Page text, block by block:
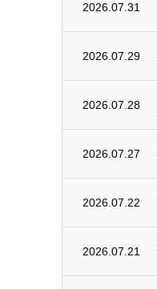
2026.07.31
2026.07.29
2026.07.28
2026.07.27
2026.07.22
2026.07.21